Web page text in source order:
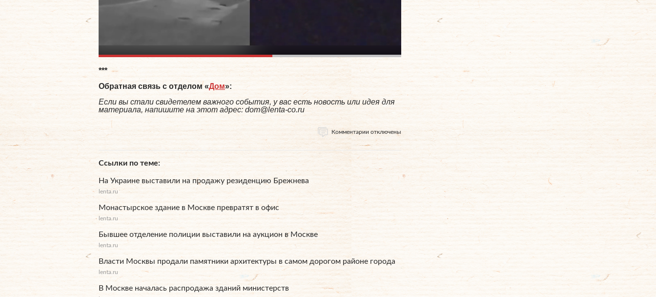
***
Обратная связь с отделом «Дом»:
Если вы стали свидетелем важного события, у вас есть новость или идея для
материала, напишите на этот адрес: dom@lenta-co.ru
Комментарии отключены
Ссылки по теме
На Украине выставили на продажу резиденцию Брежнева
lenta.ru
Монастырское здание в Москве превратят в офис
lenta.ru
Бывшее отделение полиции выставили на аукцион в Москве
lenta.ru
Власти Москвы продали памятники архитектуры в самом дорогом районе города
lenta.ru
В Москве началась распродажа зданий министерств